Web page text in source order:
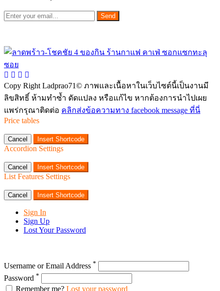
Send
Copy Right Ladprao71© ภาพและเนื้อหาในเว็บไซต์นี้เป็นงานมี
ลิขสิทธิ์ ห้ามทำซ้ำ ดัดแปลง หรือแก้ไข หากต้องการนำไปเผย
แพร่กรุณาติดต่อ คลิกส่งข้อความทาง facebook message ที่นี่
Price tables
Cancel Insert Shortcode
Accordion Settings
Cancel Insert Shortcode
List Features Settings
Cancel Insert Shortcode
Sign In
Sign Up
Lost Your Password
Username or Email Address *
Password *
Remember me? Lost your password